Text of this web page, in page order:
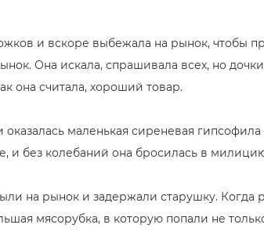
и вскоре выбежала на рынок, чтобы
Она искала, спрашивала всех, но
она считала, хороший товар.
маленькая сиреневая
и без колебаний она бросилась в
на рынок и задержали старушку.
мясорубка, в которую попали не